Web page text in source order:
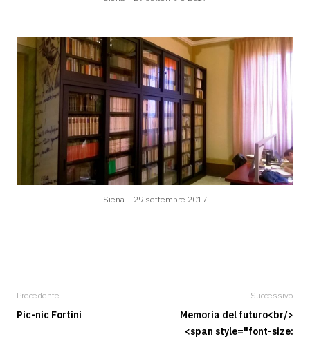
Siena – 29 settembre 2017
Precedente
Pic-nic Fortini
Successivo
Memoria del futuro<br/>
<span style="font-size: